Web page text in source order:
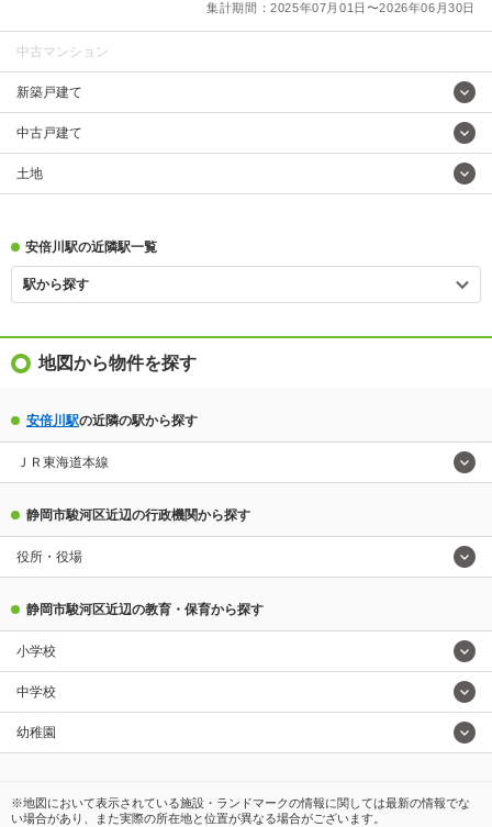
集計期間：2025年07月01日〜2026年06月30日
中古マンション
新築戸建て
中古戸建て
土地
安倍川駅の近隣駅一覧
駅から探す
地図から物件を探す
安倍川駅の近隣の駅から探す
ＪＲ東海道本線
静岡市駿河区近辺の行政機関から探す
役所・役場
静岡市駿河区近辺の教育・保育から探す
小学校
中学校
幼稚園
※地図において表示されている施設・ランドマークの情報に関しては最新の情報でな
い場合があり、また実際の所在地と位置が異なる場合がございます。